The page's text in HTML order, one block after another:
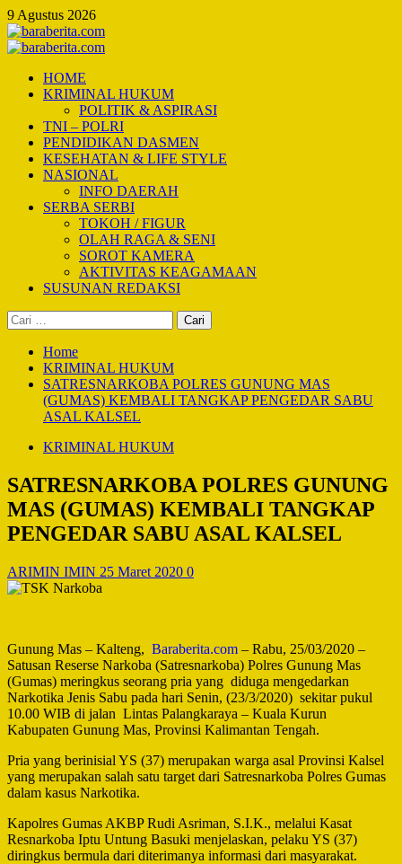
Skip
to
content
9 Agustus 2026
Primary
HOME
KRIMINAL HUKUM
POLITIK & ASPIRASI
TNI – POLRI
PENDIDIKAN DASMEN
KESEHATAN & LIFE STYLE
NASIONAL
INFO DAERAH
SERBA SERBI
TOKOH / FIGUR
OLAH RAGA & SENI
SOROT KAMERA
AKTIVITAS KEAGAMAAN
SUSUNAN REDAKSI
Cari
untuk:
Home
KRIMINAL HUKUM
SATRESNARKOBA POLRES GUNUNG MAS
(GUMAS) KEMBALI TANGKAP PENGEDAR SABU
ASAL KALSEL
KRIMINAL HUKUM
SATRESNARKOBA POLRES GUNUNG
MAS (GUMAS) KEMBALI TANGKAP
PENGEDAR SABU ASAL KALSEL
ARIMIN IMIN 25 Maret 2020 0
Gunung Mas – Kalteng, Baraberita.com – Rabu, 25/03/2020 –
Satusan Reserse Narkoba (Satresnarkoba) Polres Gunung Mas
(Gumas) meringkus seorang pria yang diduga mengedarkan
Narkotika Jenis Sabu pada hari Senin, (23/3/2020) sekitar pukul
10.00 WIB di jalan Lintas Palangkaraya – Kuala Kurun
Kabupaten Gunung Mas, Provinsi Kalimantan Tengah.
Pria yang berinisial YS (37) merupakan warga asal Provinsi Kalsel
yang merupakan salah satu target dari Satresnarkoba Polres Gumas
dalam kasus Narkotika.
Kapolres Gumas AKBP Rudi Asriman, S.I.K., melalui Kasat
Resnarkoba Iptu Untung Basuki menjelaskan, pelaku YS (37)
diringkus bermula dari diterimanya informasi dari masyarakat.